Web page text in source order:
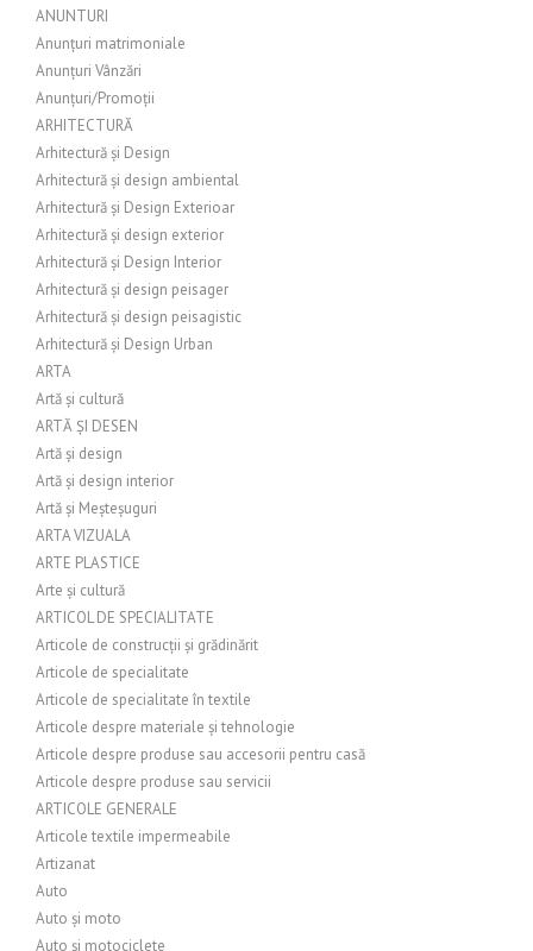
ANUNTURI
Anunțuri matrimoniale
Anunțuri Vânzări
Anunțuri/Promoții
ARHITECTURĂ
Arhitectură și Design
Arhitectură și design ambiental
Arhitectură și Design Exterioar
Arhitectură și design exterior
Arhitectură și Design Interior
Arhitectură și design peisager
Arhitectură și design peisagistic
Arhitectură și Design Urban
ARTA
Artă și cultură
ARTĂ ȘI DESEN
Artă și design
Artă și design interior
Artă și Meșteșuguri
ARTA VIZUALA
ARTE PLASTICE
Arte și cultură
ARTICOL DE SPECIALITATE
Articole de construcții și grădinărit
Articole de specialitate
Articole de specialitate în textile
Articole despre materiale și tehnologie
Articole despre produse sau accesorii pentru casă
Articole despre produse sau servicii
ARTICOLE GENERALE
Articole textile impermeabile
Artizanat
Auto
Auto și moto
Auto și motociclete